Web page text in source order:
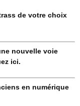
de votre choix
nouvelle voie
ici.
en numérique